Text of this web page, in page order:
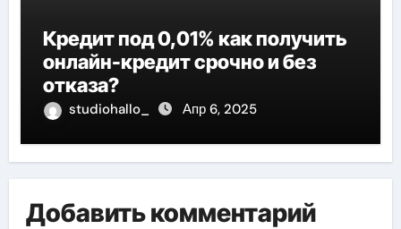
Кредит под 0,01% как получить
онлайн-кредит срочно и без
отказа?
studiohallo_ Апр 6, 2025
Добавить комментарий